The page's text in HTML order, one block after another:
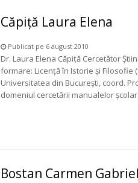
Căpiță Laura Elena
Publicat pe 6 august 2010
Dr. Laura Elena Căpiță Cercetător
formare: Licență în Istorie și
Universitatea din București, coord.
domeniul cercetării manualelor
Bostan Carmen